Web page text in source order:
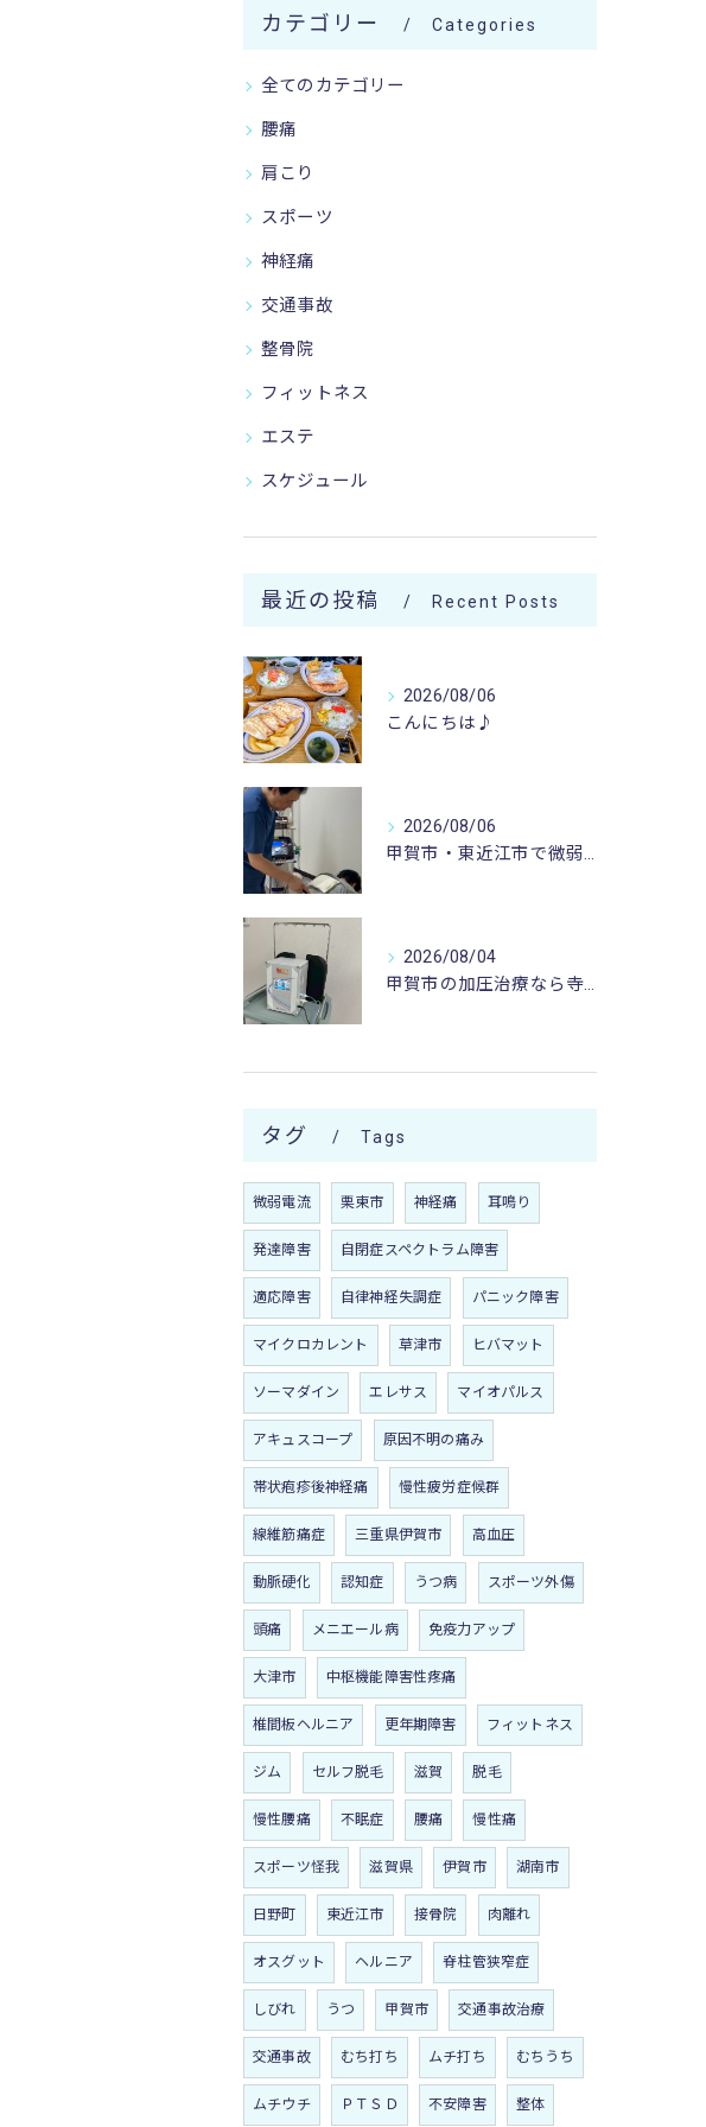
カテゴリー Categories
全てのカテゴリー
腰痛
肩こり
スポーツ
神経痛
交通事故
整骨院
フィットネス
エステ
スケジュール
最近の投稿 Recent Posts
2026/08/06
こんにちは♪
2026/08/06
甲賀市・東近江市で微弱電流治療なら寺庄整骨院へ🚴🏻‍♂️
2026/08/04
甲賀市の加圧治療なら寺庄整骨院へ🚴🏻‍♂️
タグ Tags
微弱電流 栗東市 神経痛 耳鳴り
発達障害 自閉症スペクトラム障害
適応障害 自律神経失調症 パニック障害
マイクロカレント 草津市 ヒバマット
ソーマダイン エレサス マイオパルス
アキュスコープ 原因不明の痛み
帯状疱疹後神経痛 慢性疲労症候群
線維筋痛症 三重県伊賀市 高血圧
動脈硬化 認知症 うつ病 スポーツ外傷
頭痛 メニエール病 免疫力アップ
大津市 中枢機能障害性疼痛
椎間板ヘルニア 更年期障害 フィットネス
ジム セルフ脱毛 滋賀 脱毛
慢性腰痛 不眠症 腰痛 慢性痛
スポーツ怪我 滋賀県 伊賀市 湖南市
日野町 東近江市 接骨院 肉離れ
オスグット ヘルニア 脊柱管狭窄症
しびれ うつ 甲賀市 交通事故治療
交通事故 むち打ち ムチ打ち むちうち
ムチウチ ＰＴＳＤ 不安障害 整体